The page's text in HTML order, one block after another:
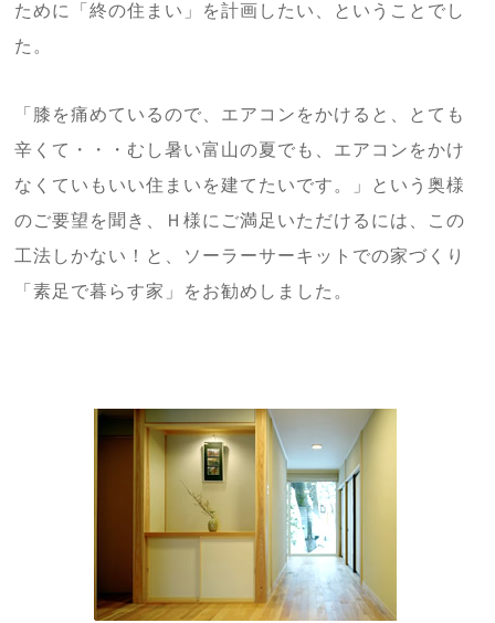
ために「終の住まい」を計画したい、ということでし
た。
「膝を痛めているので、エアコンをかけると、とても
辛くて・・・むし暑い富山の夏でも、エアコンをかけ
なくていもいい住まいを建てたいです。」という奥様
のご要望を聞き、Ｈ様にご満足いただけるには、この
工法しかない！と、ソーラーサーキットでの家づくり
「素足で暮らす家」をお勧めしました。